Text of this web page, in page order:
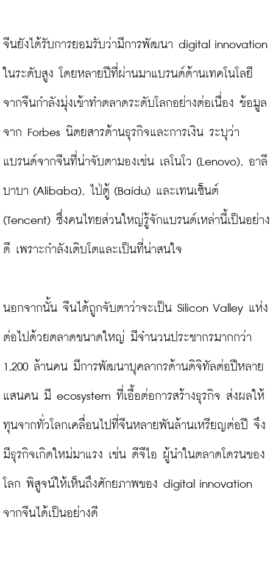
จีนยังได้รับการยอมรับว่ามีการพัฒนา digital innovation
ในระดับสูง โดยหลายปีที่ผ่านมาแบรนด์ด้านเทคโนโลยี
จากจีนกำลังมุ่งเข้าทำตลาดระดับโลกอย่างต่อเนื่อง ข้อมูล
จาก Forbes นิตยสารด้านธุรกิจและการเงิน ระบุว่า
แบรนด์จากจีนที่น่าจับตามองเช่น เลโนโว (Lenovo), อาลี
บาบา (Alibaba), ไป่ตู้ (Baidu) และเทนเซ็นต์
(Tencent) ซึ่งคนไทยส่วนใหญ่รู้จักแบรนด์เหล่านี้เป็นอย่าง
ดี เพราะกำลังเติบโตและเป็นที่น่าสนใจ
นอกจากนั้น จีนได้ถูกจับตาว่าจะเป็น Silicon Valley แห่ง
ต่อไปด้วยตลาดขนาดใหญ่ มีจำนวนประชากรมากกว่า
1,200 ล้านคน มีการพัฒนาบุคลากรด้านดิจิทัลต่อปีหลาย
แสนคน มี ecosystem ที่เอื้อต่อการสร้างธุรกิจ ส่งผลให้
ทุนจากทั่วโลกเคลื่อนไปที่จีนหลายพันล้านเหรียญต่อปี จึง
มีธุรกิจเกิดใหม่มาแรง เช่น ดีจีไอ ผู้นำในตลาดโดรนของ
โลก พิสูจน์ให้เห็นถึงศักยภาพของ digital innovation
จากจีนได้เป็นอย่างดี